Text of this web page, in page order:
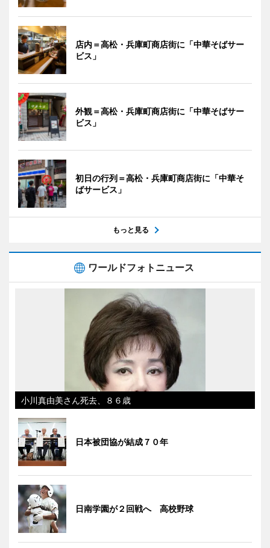
店内＝高松・兵庫町商店街に「中華そばサー
ビス」
外観＝高松・兵庫町商店街に「中華そばサー
ビス」
初日の行列＝高松・兵庫町商店街に「中華そ
ばサービス」
もっと見る
ワールドフォトニュース
小川真由美さん死去、８６歳
日本被団協が結成７０年
日南学園が２回戦へ 高校野球